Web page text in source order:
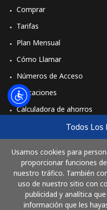
Todos Los
Usamos cookies para
proporcionar funciones
nuestro tráfico. También
uso de nuestro sitio con
publicidad y analítica
información que les
Comprar
Tarifas
Plan Mensual
Cómo Llamar
Números de Acceso
Aplicaciones
Calculadora de ahorros
Comprar
Cómo funciona